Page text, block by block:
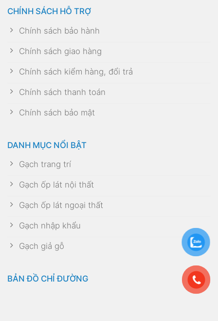
CHÍNH SÁCH HỖ TRỢ
Chính sách bảo hành
Chính sách giao hàng
Chính sách kiểm hàng, đổi trả
Chính sách thanh toán
Chính sách bảo mật
DANH MỤC NỔI BẬT
Gạch trang trí
Gạch ốp lát nội thất
Gạch ốp lát ngoại thất
Gạch nhập khẩu
Gạch giả gỗ
BẢN ĐỒ CHỈ ĐƯỜNG